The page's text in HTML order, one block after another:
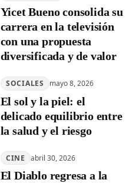
Yicet Bueno consolida su
carrera en la televisión
con una propuesta
diversificada y de valor
SOCIALES mayo 8, 2026
El sol y la piel: el
delicado equilibrio entre
la salud y el riesgo
CINE abril 30, 2026
El Diablo regresa a la